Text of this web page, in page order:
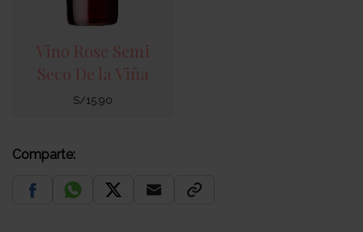
Vino Rose Semi
Seco De la Viña
S/15.90
Comparte: